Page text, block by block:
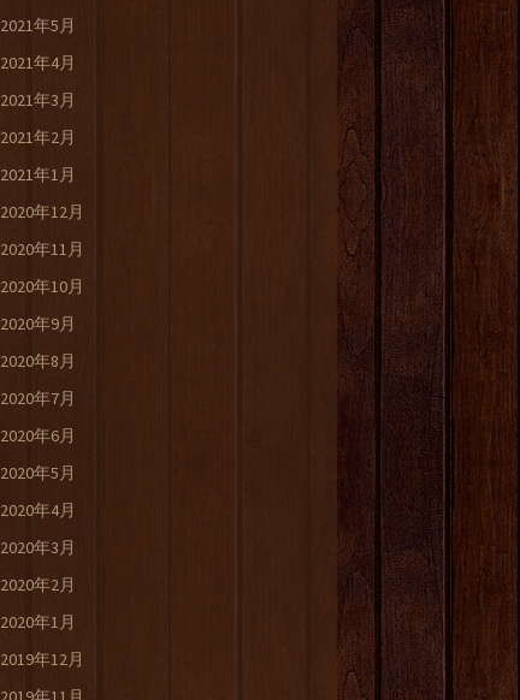
2021年5月
2021年4月
2021年3月
2021年2月
2021年1月
2020年12月
2020年11月
2020年10月
2020年9月
2020年8月
2020年7月
2020年6月
2020年5月
2020年4月
2020年3月
2020年2月
2020年1月
2019年12月